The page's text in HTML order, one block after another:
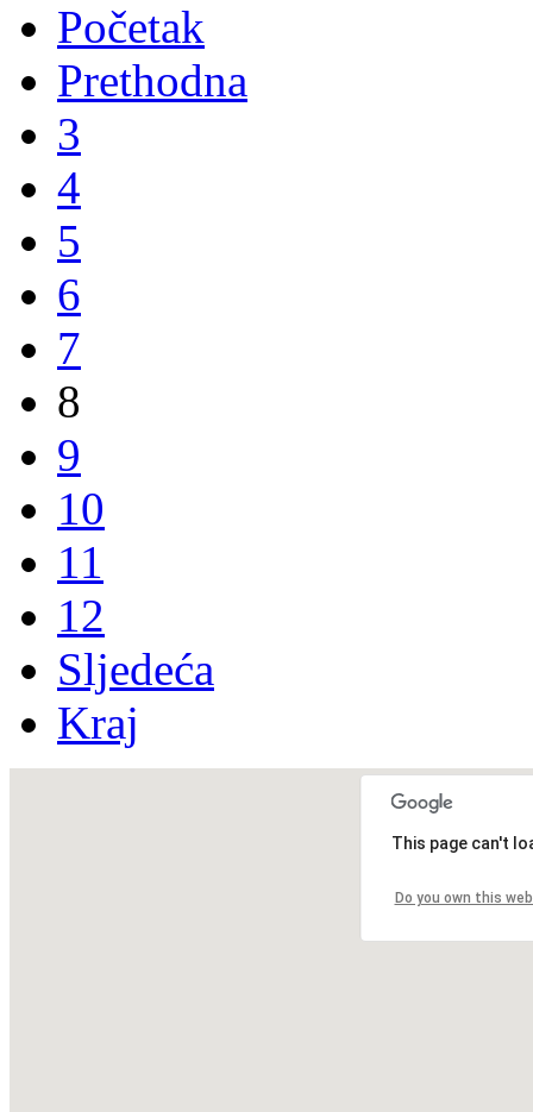
Početak
Prethodna
3
4
5
6
7
8
9
10
11
12
Sljedeća
Kraj
This page can't
Do you own this